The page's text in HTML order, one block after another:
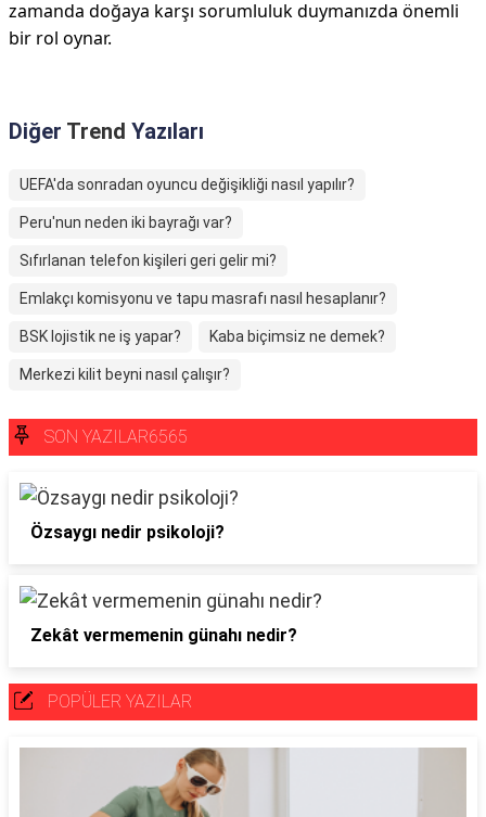
zamanda doğaya karşı sorumluluk duymanızda önemli
bir rol oynar.
Diğer Trend Yazıları
UEFA'da sonradan oyuncu değişikliği nasıl yapılır?
Peru'nun neden iki bayrağı var?
Sıfırlanan telefon kişileri geri gelir mi?
Emlakçı komisyonu ve tapu masrafı nasıl hesaplanır?
BSK lojistik ne iş yapar? Kaba biçimsiz ne demek?
Merkezi kilit beyni nasıl çalışır?
SON YAZILAR6565
Özsaygı nedir psikoloji?
Zekât vermemenin günahı nedir?
POPÜLER YAZILAR